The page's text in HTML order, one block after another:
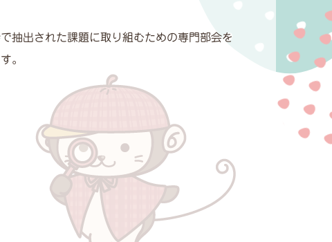
抽出された課題に取り組むための専門部会を
。